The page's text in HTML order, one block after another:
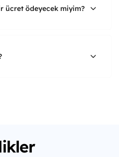
ücret ödeyecek miyim?